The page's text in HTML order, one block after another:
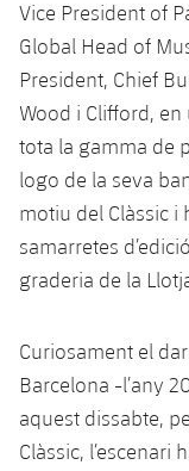
Història
Palmarès
Infantil B
Resultats
Classificació
Jugadors
Fotos
Palmarès
Història
Resultats
Jugadors
Classificació
Juvenil
Cadet
Infantil
Aleví
PLUSICON
MÉS
Primer
Actualitat
Calendari
Resultats
Classificació
Barça Atlètic
Actualitat
Resultats
Jugadors
Base
Barça C
Junior
Informació
plusicon
més
Vice President of
Global Head of
President, Chief
Wood i Clifford,
tota la gamma de
logo de la seva
motiu del Clàssic i
samarretes
graderia de la
Curiosament el
Barcelona -l’any
aquest dissabte,
Clàssic, l’escenari